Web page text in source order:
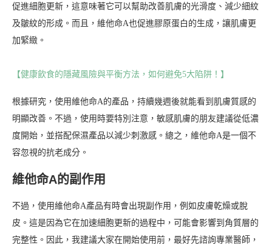
促進細胞更新，這意味著它可以幫助改善肌膚的光滑度、減少細紋
及皺紋的形成。而且，維他命A也促進膠原蛋白的生成，讓肌膚更
加緊緻。
【健康飲食的隱藏風險與平衡方法，如何避免5大陷阱！】
根據研究，使用維他命A的產品，持續幾週後就能看到肌膚質感的
明顯改善。不過，使用時要特別注意，敏感肌膚的朋友建議從低濃
度開始，並搭配保濕產品以減少刺激感。總之，維他命A是一個不
容忽視的抗老成分。
維他命A的副作用
不過，使用維他命A產品有時會出現副作用，例如皮膚乾燥或脫
皮。這是因為它在加速細胞更新的過程中，可能會影響到角質層的
完整性。因此，我建議大家在開始使用前，最好先諮詢專業醫師，